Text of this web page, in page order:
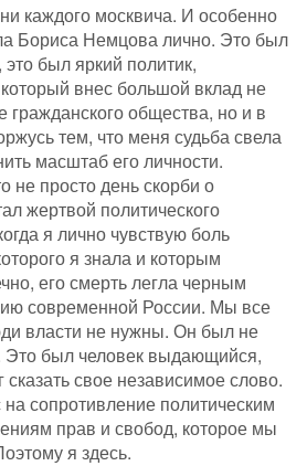
каждого москвича. И особенно
Бориса Немцова лично. Это был
был яркий политик,
внес большой вклад не
гражданского общества, но и в
тем, что меня судьба свела
масштаб его личности.
не просто день скорби о
жертвой политического
я лично чувствую боль
я знала и которым
его смерть легла черным
современной России. Мы все
власти не нужны. Он был не
Это был человек выдающийся,
сказать свое независимое слово.
сопротивление политическим
прав и свобод, которое мы
я здесь.